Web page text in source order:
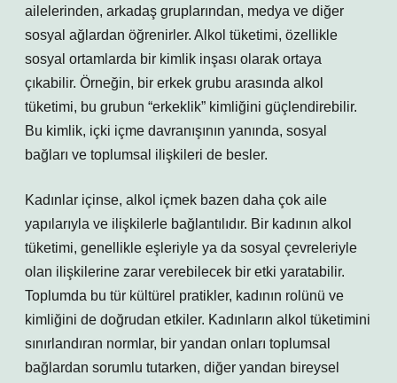
ailelerinden, arkadaş gruplarından, medya ve diğer
sosyal ağlardan öğrenirler. Alkol tüketimi, özellikle
sosyal ortamlarda bir kimlik inşası olarak ortaya
çıkabilir. Örneğin, bir erkek grubu arasında alkol
tüketimi, bu grubun “erkeklik” kimliğini güçlendirebilir.
Bu kimlik, içki içme davranışının yanında, sosyal
bağları ve toplumsal ilişkileri de besler.
Kadınlar içinse, alkol içmek bazen daha çok aile
yapılarıyla ve ilişkilerle bağlantılıdır. Bir kadının alkol
tüketimi, genellikle eşleriyle ya da sosyal çevreleriyle
olan ilişkilerine zarar verebilecek bir etki yaratabilir.
Toplumda bu tür kültürel pratikler, kadının rolünü ve
kimliğini de doğrudan etkiler. Kadınların alkol tüketimini
sınırlandıran normlar, bir yandan onları toplumsal
bağlardan sorumlu tutarken, diğer yandan bireysel